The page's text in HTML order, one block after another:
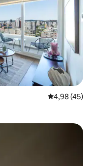
4,98 ud af 5 i
4,98 (45)